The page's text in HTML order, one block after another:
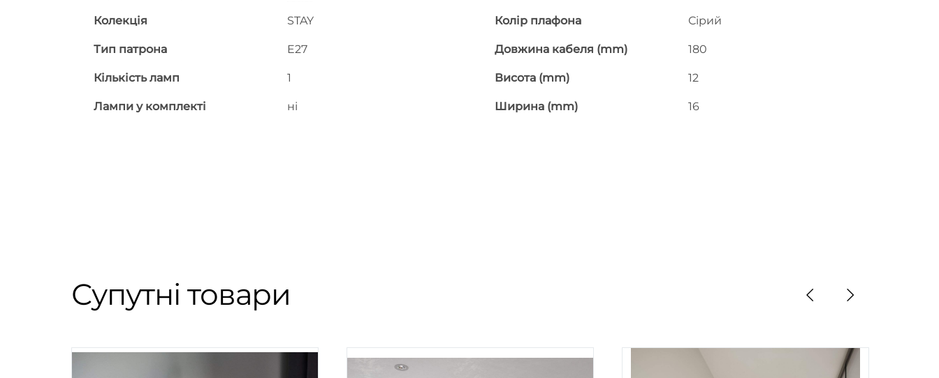
Колекція STAY
Тип патрона E27
Кількість ламп 1
Лампи у комплекті ні
Колір плафона Сірий
Довжина кабеля (mm) 180
Висота (mm) 12
Ширина (mm) 16
Супутні товари